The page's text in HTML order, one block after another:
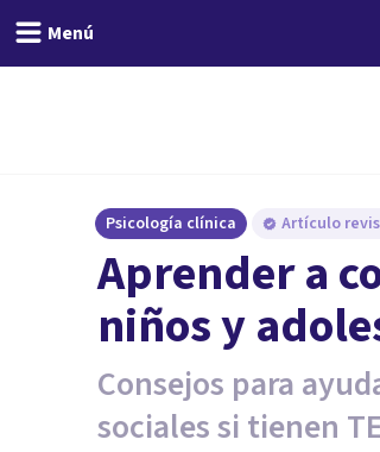
Menú
Psicología clínica Artículo
Aprender a
niños y
Consejos para
sociales si tienen